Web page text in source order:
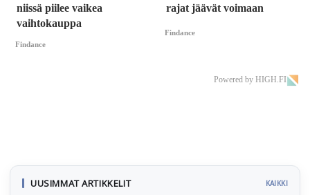
niissä piilee vaikea
vaihtokauppa
Findance
rajat jäävät voimaan
Findance
Powered by HIGH.FI
UUSIMMAT ARTIKKELIT KAIKKI